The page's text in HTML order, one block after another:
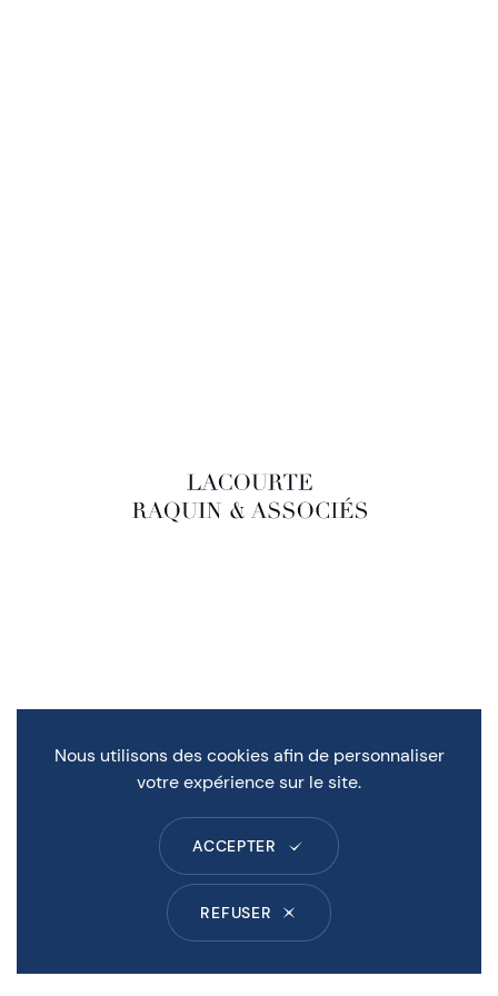
LACOURTE RAQUIN & ASSOCIÉS
Nous utilisons des cookies afin de personnaliser
votre expérience sur le site.
ACCEPTER
REFUSER